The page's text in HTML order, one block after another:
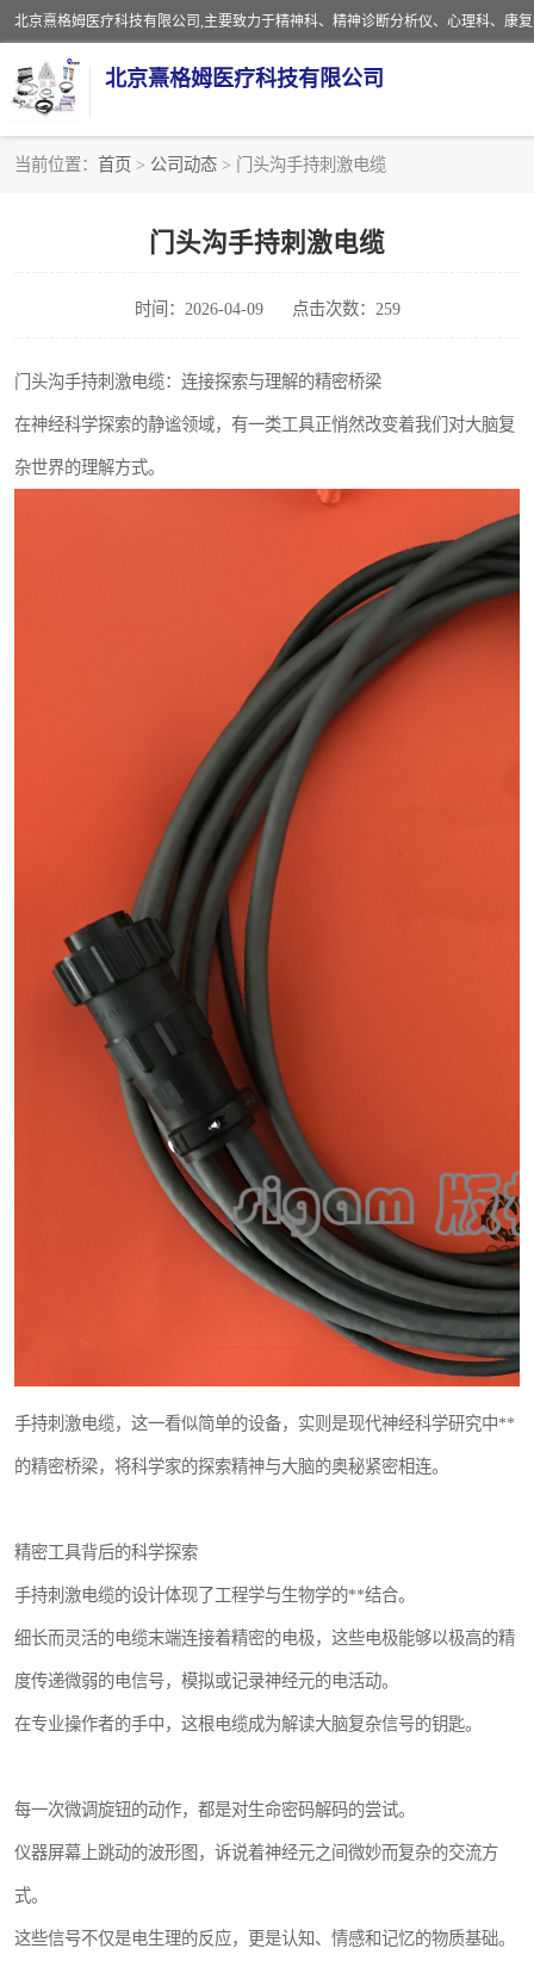
北京熹格姆医疗科技有限公司
当前位置： 首页 > 公司动态 > 门头沟手持刺激电缆
门头沟手持刺激电缆
时间：2026-04-09 点击次数：259
门头沟手持刺激电缆：连接探索与理解的精密桥梁
在神经科学探索的静谧领域，有一类工具正悄然改变着我们对大脑复
杂世界的理解方式。
手持刺激电缆，这一看似简单的设备，实则是现代神经科学研究中**
的精密桥梁，将科学家的探索精神与大脑的奥秘紧密相连。
精密工具背后的科学探索
手持刺激电缆的设计体现了工程学与生物学的**结合。
细长而灵活的电缆末端连接着精密的电极，这些电极能够以极高的精
度传递微弱的电信号，模拟或记录神经元的电活动。
在专业操作者的手中，这根电缆成为解读大脑复杂信号的钥匙。
每一次微调旋钮的动作，都是对生命密码解码的尝试。
仪器屏幕上跳动的波形图，诉说着神经元之间微妙而复杂的交流方
式。
这些信号不仅是电生理的反应，更是认知、情感和记忆的物质基础。